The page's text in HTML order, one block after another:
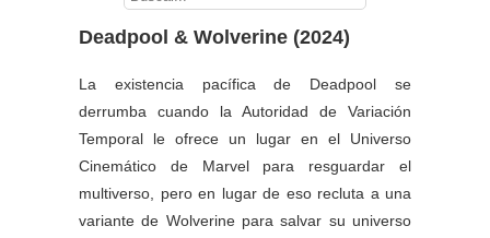
Deadpool & Wolverine (2024)
La existencia pacífica de Deadpool se
derrumba cuando la Autoridad de Variación
Temporal le ofrece un lugar en el Universo
Cinemático de Marvel para resguardar el
multiverso, pero en lugar de eso recluta a una
variante de Wolverine para salvar su universo